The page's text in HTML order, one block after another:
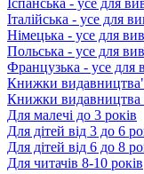
Іспанська - усе для
Італійська - усе для
Німецька - усе для
Польська - усе для
Французька - усе для
Книжки
Книжки видавництва
Для малечі до 3 років
Для дітей від 3 до 6
Для дітей від 6 до 8
Для читачів 8-10 років